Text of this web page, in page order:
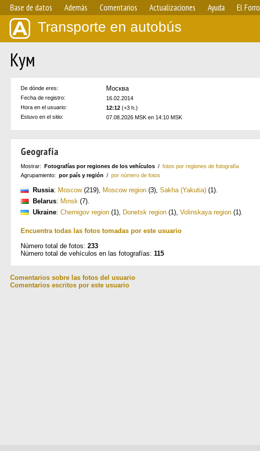
Base de datos Además Comentarios Actualizaciones Ayuda El Forro
Transporte en autobús
Кум
De dónde eres: Москва
Fecha de registro:
16.02.2014
Hora en el usuario:
12:12 (+3 h.)
Estuvo en el sitio:
07.08.2026 MSK en 14:10 MSK
Geografía
Mostrar: Fotografías por regiones de los vehículos / fotos por regiones de fotografía
Agrupamiento: por país y región / por número de fotos
Russia: Moscow(219), Moscow region (3), Sakha (Yakutia) (1).
Belarus: Minsk (7).
Ukraine: Chernigov region (1), Donetsk region (1), Volinskaya region (1).
Encuentra todas las fotos tomadas por este usuario
Número total de fotos: 233
Número total de vehículos en las fotografías: 115
Comentarios sobre las fotos del usuario
Comentarios escritos por este usuario